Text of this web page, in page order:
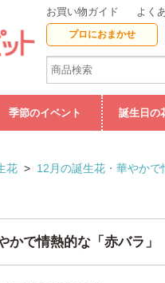
お買い物ガイド よく
プロにおまかせ
季節のイベント 誕生日の
花 > 12月の誕生花・華やかで
かで情熱的な「赤バラ」